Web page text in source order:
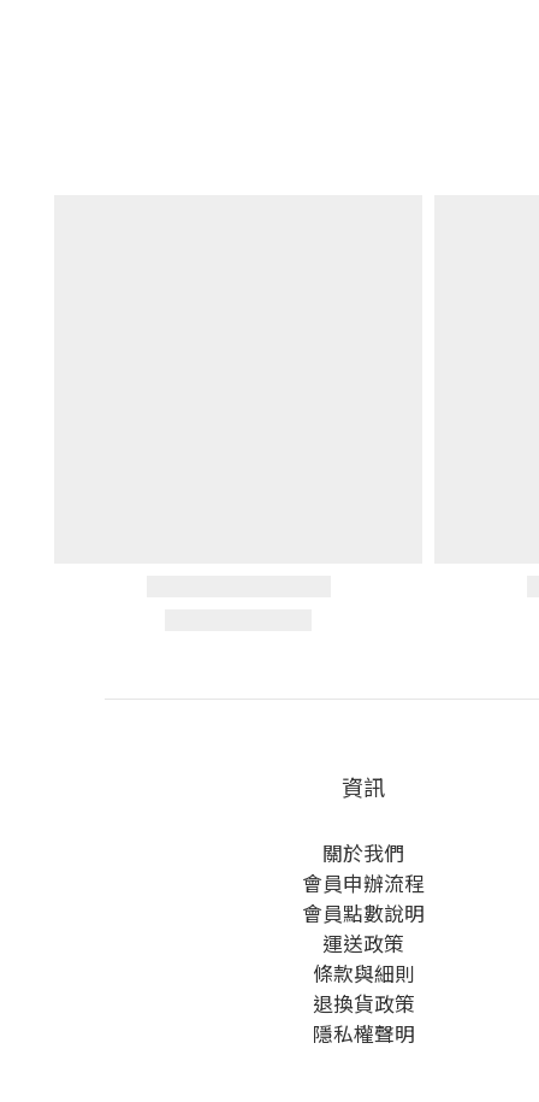
資訊
關於我們
會員申辦流程
會員點數說明
運送政策
條款與細則
退換貨政策
隱私權聲明